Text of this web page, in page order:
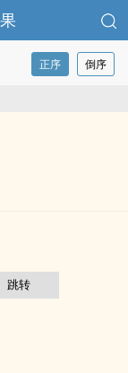
正序 倒序